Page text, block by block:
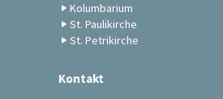
Kolumbarium
St. Paulikirche
St. Petrikirche
Kontakt